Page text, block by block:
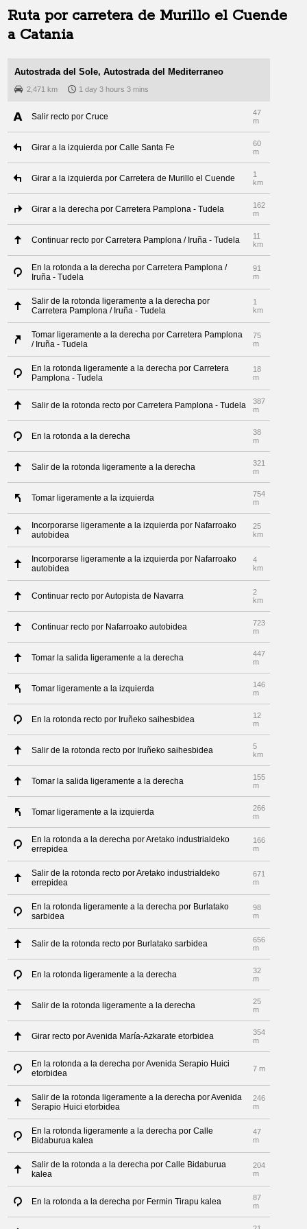
Ruta por carretera de Murillo el Cuende
a Catania
Autostrada del Sole, Autostrada del Mediterraneo
2,471 km 1 day 3 hours 3 mins
Salir recto por Cruce
47
m
Girar a la izquierda por Calle Santa Fe
60
m
Girar a la izquierda por Carretera de Murillo el Cuende
1
km
Girar a la derecha por Carretera Pamplona - Tudela
162
m
Continuar recto por Carretera Pamplona / Iruña - Tudela
11
km
En la rotonda a la derecha por Carretera Pamplona /
Iruña - Tudela
91
m
Salir de la rotonda ligeramente a la derecha por
Carretera Pamplona / Iruña - Tudela
1
km
Tomar ligeramente a la derecha por Carretera Pamplona
/ Iruña - Tudela
75
m
En la rotonda ligeramente a la derecha por Carretera
Pamplona - Tudela
18
m
Salir de la rotonda recto por Carretera Pamplona - Tudela
387
m
En la rotonda a la derecha
38
m
Salir de la rotonda ligeramente a la derecha
321
m
Tomar ligeramente a la izquierda
754
m
Incorporarse ligeramente a la izquierda por Nafarroako
autobidea
25
km
Incorporarse ligeramente a la izquierda por Nafarroako
autobidea
4
km
Continuar recto por Autopista de Navarra
2
km
Continuar recto por Nafarroako autobidea
723
m
Tomar la salida ligeramente a la derecha
447
m
Tomar ligeramente a la izquierda
146
m
En la rotonda recto por Iruñeko saihesbidea
12
m
Salir de la rotonda recto por Iruñeko saihesbidea
5
km
Tomar la salida ligeramente a la derecha
155
m
Tomar ligeramente a la izquierda
266
m
En la rotonda a la derecha por Aretako industrialdeko
errepidea
166
m
Salir de la rotonda recto por Aretako industrialdeko
errepidea
671
m
En la rotonda ligeramente a la derecha por Burlatako
sarbidea
98
m
Salir de la rotonda recto por Burlatako sarbidea
656
m
En la rotonda ligeramente a la derecha
32
m
Salir de la rotonda ligeramente a la derecha
25
m
Girar recto por Avenida María-Azkarate etorbidea
354
m
En la rotonda a la derecha por Avenida Serapio Huici
etorbidea
7 m
Salir de la rotonda ligeramente a la derecha por Avenida
Serapio Huici etorbidea
246
m
En la rotonda ligeramente a la derecha por Calle
Bidaburua kalea
47
m
Salir de la rotonda a la derecha por Calle Bidaburua
kalea
204
m
En la rotonda a la derecha por Fermin Tirapu kalea
87
m